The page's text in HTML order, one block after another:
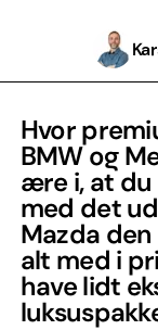
Hvor
BMW og
ære i, at
med det
Mazda
alt med i
have lidt